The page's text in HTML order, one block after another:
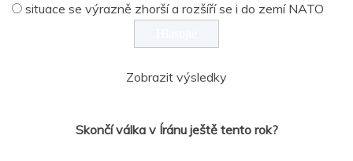
situace se výrazně zhorší a rozšíří se i do zemí NATO
Zobrazit výsledky
Skončí válka v Íránu ještě tento rok?